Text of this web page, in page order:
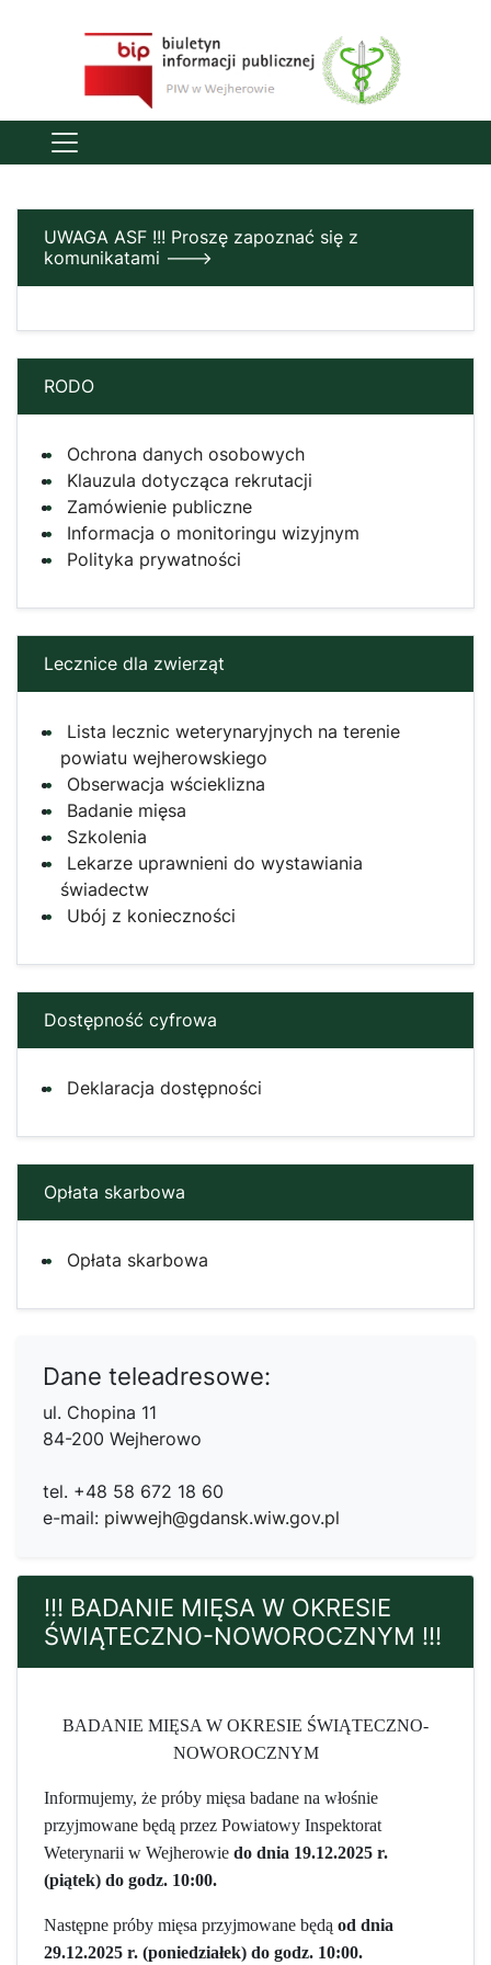
UWAGA ASF !!! Proszę zapoznać się z
komunikatami --->
RODO
Ochrona danych osobowych
Klauzula dotycząca rekrutacji
Zamówienie publiczne
Informacja o monitoringu wizyjnym
Polityka prywatności
Lecznice dla zwierząt
Lista lecznic weterynaryjnych na terenie
powiatu wejherowskiego
Obserwacja wścieklizna
Badanie mięsa
Szkolenia
Lekarze uprawnieni do wystawiania
świadectw
Ubój z konieczności
Dostępność cyfrowa
Deklaracja dostępności
Opłata skarbowa
Opłata skarbowa
Dane teleadresowe:
ul. Chopina 11
84-200 Wejherowo
tel. +48 58 672 18 60
e-mail: piwwejh@gdansk.wiw.gov.pl
!!! BADANIE MIĘSA W OKRESIE
ŚWIĄTECZNO-NOWOROCZNYM !!!
BADANIE MIĘSA W OKRESIE ŚWIĄTECZNO-
NOWOROCZNYM
Informujemy, że próby mięsa badane na włośnie
przyjmowane będą przez Powiatowy Inspektorat
Weterynarii w Wejherowie do dnia 19.12.2025 r.
(piątek) do godz. 10:00.
Następne próby mięsa przyjmowane będą od dnia
29.12.2025 r. (poniedziałek) do godz. 10:00.